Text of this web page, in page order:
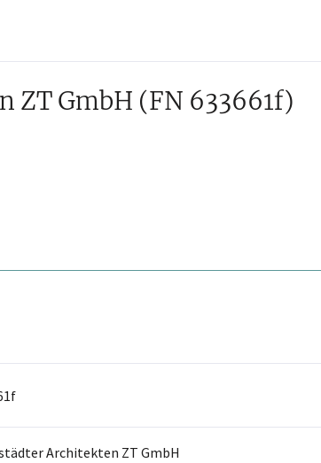
ZT GmbH (FN 633661f)
Architekten ZT GmbH